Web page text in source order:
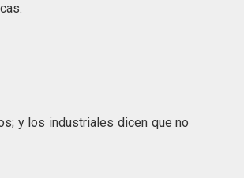
y los industriales dicen que no